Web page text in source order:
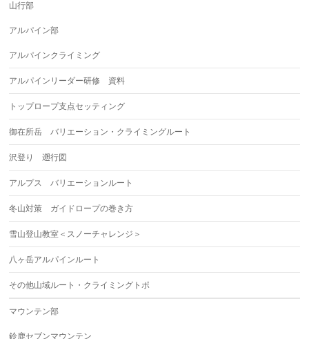
山行部
アルパイン部
アルパインクライミング
アルパインリーダー研修 資料
トップロープ支点セッティング
御在所岳 バリエーション・クライミングルート
沢登り 遡行図
アルプス バリエーションルート
冬山対策 ガイドロープの巻き方
雪山登山教室＜スノーチャレンジ＞
八ヶ岳アルパインルート
その他山域ルート・クライミングトポ
マウンテン部
鈴鹿セブンマウンテン